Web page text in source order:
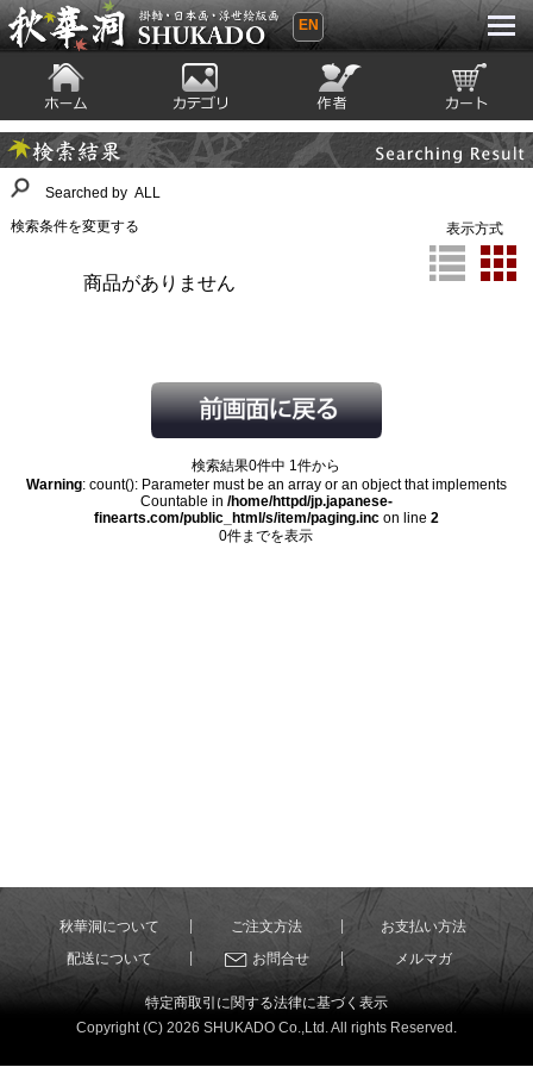
秋華洞 SHUKADO 掛軸・日本画・浮世
EN
ホーム カテゴリ 絵師 カート
検索結果
Searched by ALL
検索条件を変更する
表示方式
商品がありません
検索結果0件中 1件から
Warning: count(): Parameter must be an array or an object that implements
Countable in /home/httpd/jp.japanese-
finearts.com/public_html/s/item/paging.incon line 2
0件までを表示
秋華洞について ご注文方法
お支払い方法
配送について
お問合せ メルマガ
特定商取引に関する法律に基づく表示
Copyright (C) 2026 SHUKADO Co.,Ltd. All rights Reserved.